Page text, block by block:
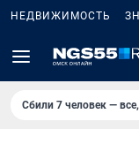
НЕДВИЖИМОСТЬ
Сбили 7 человек —